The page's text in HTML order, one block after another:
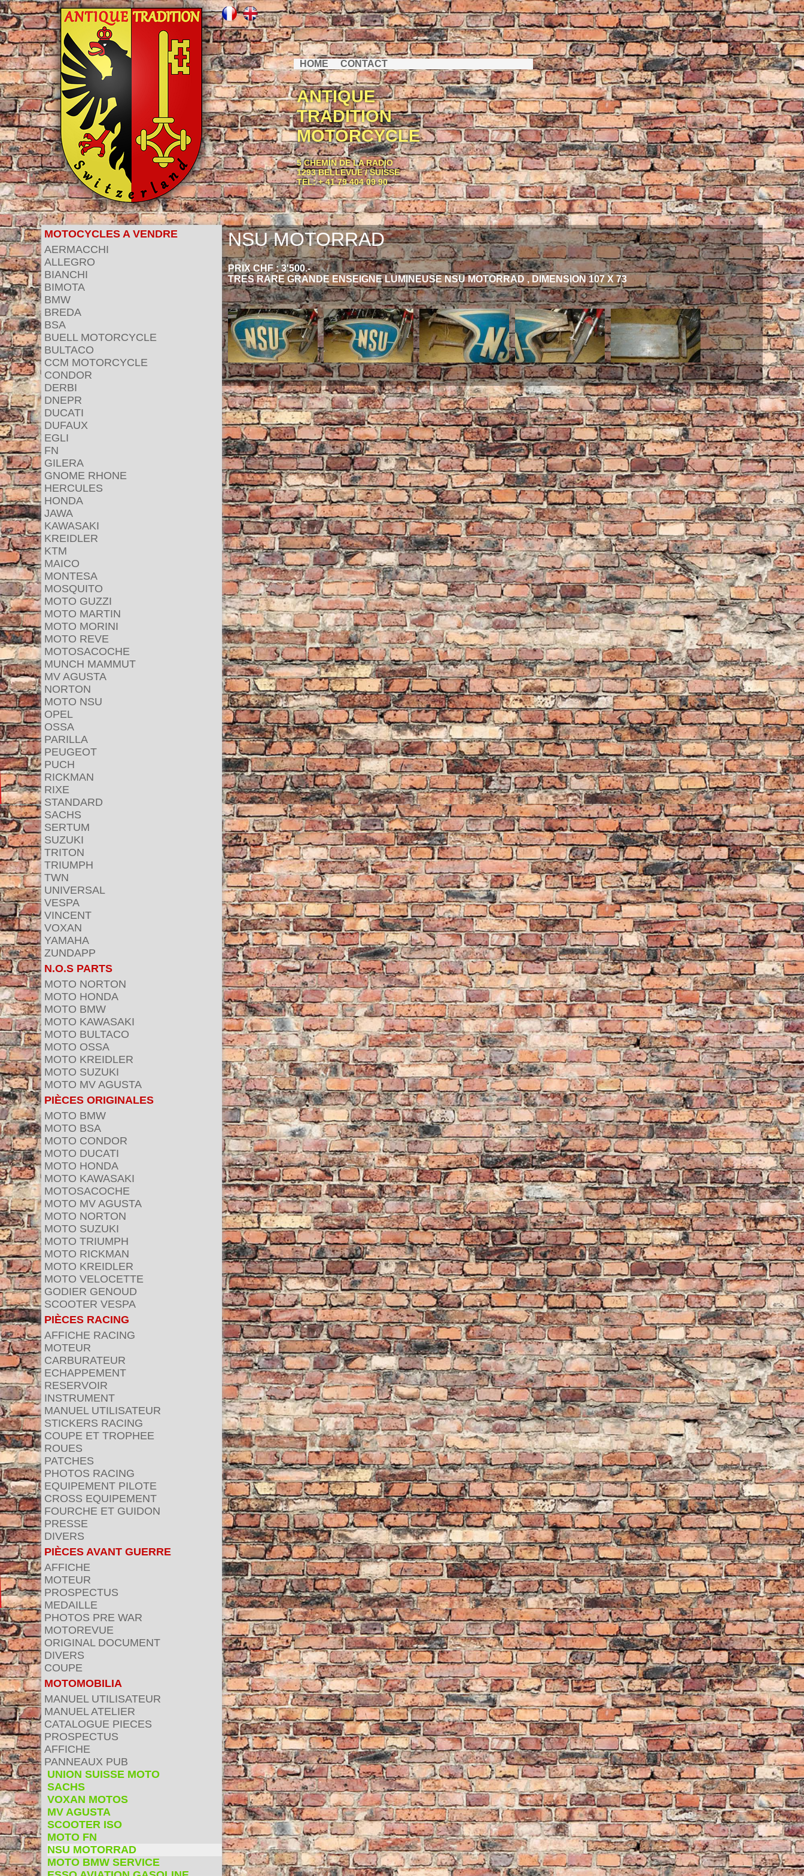
HOME CONTACT
ANTIQUE
TRADITION
MOTORCYCLE
5 CHEMIN DE LA RADIO
1293 BELLEVUE / SUISSE
TEL: + 41 79 404 09 90
MOTOCYCLES A VENDRE
AERMACCHI
ALLEGRO
BIANCHI
BIMOTA
BMW
BREDA
BSA
BUELL MOTORCYCLE
BULTACO
CCM MOTORCYCLE
CONDOR
DERBI
DNEPR
DUCATI
DUFAUX
EGLI
FN
GILERA
GNOME RHONE
HERCULES
HONDA
JAWA
KAWASAKI
KREIDLER
KTM
MAICO
MONTESA
MOSQUITO
MOTO GUZZI
MOTO MARTIN
MOTO MORINI
MOTO REVE
MOTOSACOCHE
MUNCH MAMMUT
MV AGUSTA
NORTON
MOTO NSU
OPEL
OSSA
PARILLA
PEUGEOT
PUCH
RICKMAN
RIXE
STANDARD
SACHS
SERTUM
SUZUKI
TRITON
TRIUMPH
TWN
UNIVERSAL
VESPA
VINCENT
VOXAN
YAMAHA
ZUNDAPP
N.O.S PARTS
MOTO NORTON
MOTO HONDA
MOTO BMW
MOTO KAWASAKI
MOTO BULTACO
MOTO OSSA
MOTO KREIDLER
MOTO SUZUKI
MOTO MV AGUSTA
PIÈCES ORIGINALES
MOTO BMW
MOTO BSA
MOTO CONDOR
MOTO DUCATI
MOTO HONDA
MOTO KAWASAKI
MOTOSACOCHE
MOTO MV AGUSTA
MOTO NORTON
MOTO SUZUKI
MOTO TRIUMPH
MOTO RICKMAN
MOTO KREIDLER
MOTO VELOCETTE
GODIER GENOUD
SCOOTER VESPA
PIÈCES RACING
AFFICHE RACING
MOTEUR
CARBURATEUR
ECHAPPEMENT
RESERVOIR
INSTRUMENT
MANUEL UTILISATEUR
STICKERS RACING
COUPE ET TROPHEE
ROUES
PATCHES
PHOTOS RACING
EQUIPEMENT PILOTE
CROSS EQUIPEMENT
FOURCHE ET GUIDON
PRESSE
DIVERS
PIÈCES AVANT GUERRE
AFFICHE
MOTEUR
PROSPECTUS
MEDAILLE
PHOTOS PRE WAR
MOTOREVUE
ORIGINAL DOCUMENT
DIVERS
COUPE
MOTOMOBILIA
MANUEL UTILISATEUR
MANUEL ATELIER
CATALOGUE PIECES
PROSPECTUS
AFFICHE
PANNEAUX PUB
UNION SUISSE MOTO
SACHS
VOXAN MOTOS
MV AGUSTA
SCOOTER ISO
MOTO FN
NSU MOTORRAD
MOTO BMW SERVICE
NSU MOTORRAD
PRIX CHF : 3'500.-
TRES RARE GRANDE ENSEIGNE LUMINEUSE NSU MOTORRAD , DIMENSION 107 X 73